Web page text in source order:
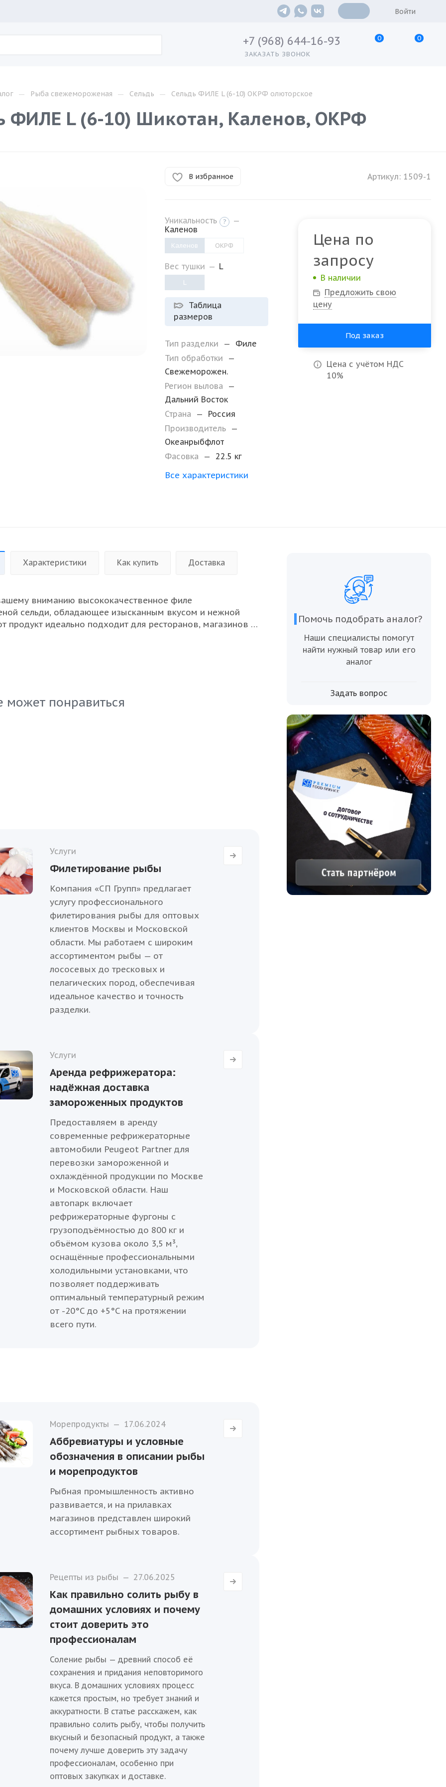
Войти
+7 (968) 644-16-93
ЗАКАЗАТЬ ЗВОНОК
0 0
— Рыба свежемороженая — Сельдь — Сельдь ФИЛЕ L (6-10) ОКРФ олюторское
ФИЛЕ L (6-10) Шикотан, Каленов, ОКРФ
В избранное Артикул: 1509-1
Уникальность ?
—
Каленов
Каленов ОКРФ
Вес тушки — L
L
Таблица
размеров
Тип разделки —
Филе
Тип обработки
—
Свежеморожен.
Регион вылова
—
Дальний Восток
Страна
—
Россия
Производитель —
Океанрыбфлот
Фасовка
— 22.5 кг
Все характеристики
Цена по
запросу
В наличии
Предложить свою
цену
Под заказ
Цена с учётом НДС
10%
Характеристики Как купить Доставка
вниманию высококачественное филе
сельди, обладающее изысканным вкусом и нежной
продукт идеально подходит для ресторанов, магазинов и
Филе крупной рыбы имеет оптимальный размер,
нашего товара.
может понравиться
Услуги
Филетирование рыбы
Компания «СП Групп» предлагает
услугу профессионального
филетирования рыбы для оптовых
клиентов Москвы и Московской
области. Мы работаем с широким
ассортиментом рыбы — от
лососевых до тресковых и
пелагических пород, обеспечивая
идеальное качество и точность
разделки.
Услуги
Аренда рефрижератора:
надёжная доставка
замороженных продуктов
Предоставляем в аренду
современные рефрижераторные
автомобили Peugeot Partner для
перевозки замороженной и
охлаждённой продукции по Москве
и Московской области. Наш
автопарк включает
рефрижераторные фургоны с
грузоподъёмностью до 800 кг и
объёмом кузова около 3,5 м³,
оснащённые профессиональными
холодильными установками, что
позволяет поддерживать
оптимальный температурный режим
от -20°C до +5°C на протяжении
всего пути.
Морепродукты — 17.06.2024
Аббревиатуры и условные
обозначения в описании рыбы
и морепродуктов
Рыбная промышленность активно
развивается, и на прилавках
магазинов представлен широкий
ассортимент рыбных товаров.
Рецепты из рыбы — 27.06.2025
Как правильно солить рыбу в
домашних условиях и почему
стоит доверить это
профессионалам
Соление рыбы — древний способ её
сохранения и придания неповторимого
вкуса. В домашних условиях процесс
кажется простым, но требует знаний и
аккуратности. В статье расскажем, как
правильно солить рыбу, чтобы получить
вкусный и безопасный продукт, а также
почему лучше доверить эту задачу
профессионалам, особенно при
оптовых закупках и доставке.
Помочь подобрать аналог?
Наши специалисты помогут
найти нужный товар или его
аналог
Задать вопрос